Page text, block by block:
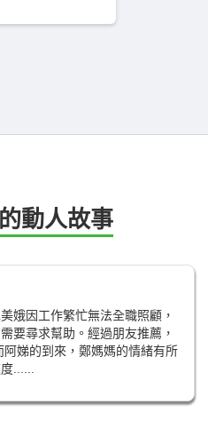
動人故事
娥因工作繁忙無法全職照顧，
要尋求幫助。經過朋友推薦，
娣的到來，鄭媽媽的情緒有所
......